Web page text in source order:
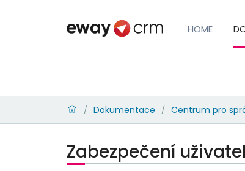
HOME
/ Dokumentace / Centrum pro
Zabezpečení